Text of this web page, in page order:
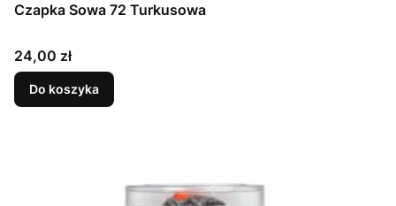
Czapka Sowa 72 Turkusowa
Cena
24,00 zł
Do koszyka